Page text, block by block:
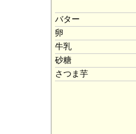
バター
卵
牛乳
砂糖
さつま芋